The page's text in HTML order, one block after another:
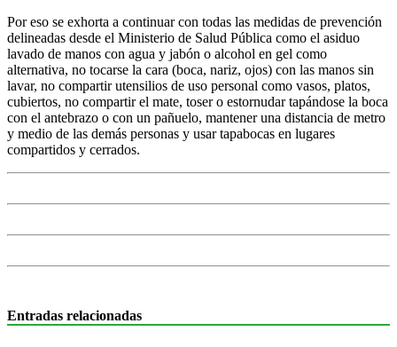
Por eso se exhorta a continuar con todas las medidas de prevención
delineadas desde el Ministerio de Salud Pública como el asiduo
lavado de manos con agua y jabón o alcohol en gel como
alternativa, no tocarse la cara (boca, nariz, ojos) con las manos sin
lavar, no compartir utensilios de uso personal como vasos, platos,
cubiertos, no compartir el mate, toser o estornudar tapándose la boca
con el antebrazo o con un pañuelo, mantener una distancia de metro
y medio de las demás personas y usar tapabocas en lugares
compartidos y cerrados.
Entradas relacionadas